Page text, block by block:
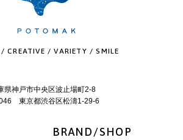
/ CREATIVE / VARIETY / SMILE
神戸市中央区波止場町2-8
東京都渋谷区松濤1-29-6
BRAND/SHOP